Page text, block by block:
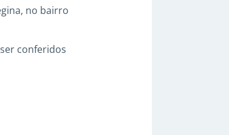
no bairro
conferidos